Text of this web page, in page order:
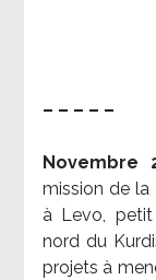
– – – – –
Novembre
mission de la
à Levo,
nord du
projets à